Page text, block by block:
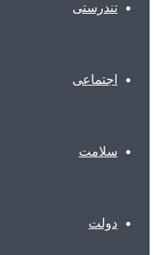
تندرستی
اجتماعی
سلامت
دولت